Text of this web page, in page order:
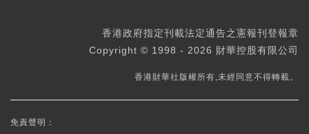
香港政府指定刊載法定通告之憲報刊登報章
Copyright © 1998 - 2026 財華控股有限公司
香港財華社版權所有,未經同意不得轉載。
免責聲明：